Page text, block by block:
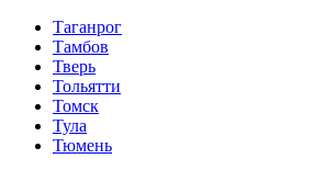
Таганрог
Тамбов
Тверь
Тольятти
Томск
Тула
Тюмень